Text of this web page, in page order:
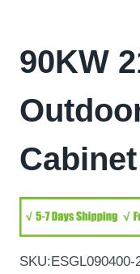
90KW
Cabinet
SKU: